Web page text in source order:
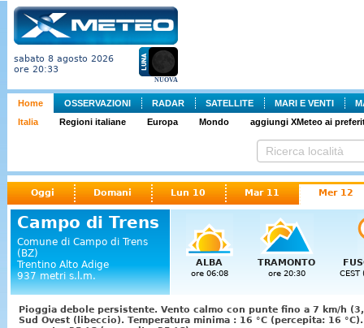
sabato 8 agosto 2026
ore 20:33
NUOVA
Home OSSERVAZIONI RADAR SATELLITE MARI E VENTI
Italia
Regioni italiane Europa Mondo aggiungi XMeteo ai
Oggi Domani Lun 10 Mar 11 Mer 12
Campo di Trens
Comune di Campo di Trens
(BZ)
Trentino Alto Adige
937 metri s.l.m.
ALBA
ore 06:08
TRAMONTO
ore 20:30 CEST
Pioggia debole persistente. Vento calmo con punte fino a 7 km/h
Sud Ovest (libeccio). Temperatura minima : 16 °C (percepita: 16